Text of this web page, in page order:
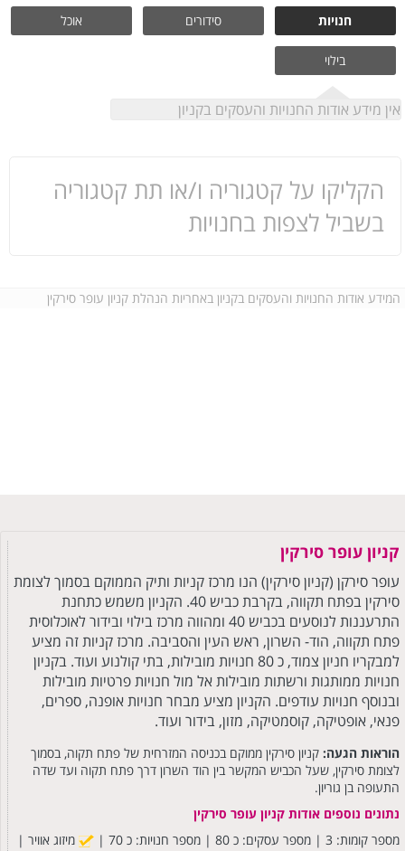
חנויות סידורים אוכל
בילוי
אין מידע אודות החנויות והעסקים בקניון
הקליקו על קטגוריה ו/או תת קטגוריה
בשביל לצפות בחנויות
המידע אודות החנויות והעסקים בקניון באחריות הנהלת קניון עופר סירקין
קניון עופר סירקין
עופר סירקן (קניון סירקין) הנו מרכז קניות ותיק הממוקם בסמוך לצומת
סירקין בפתח תקווה, בקרבת כביש 40. הקניון משמש כתחנת
התרעננות לנוסעים בכביש 40 ומהווה מרכז בילוי ובידור לאוכלוסית
פתח תקווה, הוד- השרון, ראש העין והסביבה. מרכז קניות זה מציע
למבקריו חניון צמוד, כ 80 חנויות מובילות, בתי קולנוע ועוד. בקניון
חנויות ממותגות ורשתות מובילות אל מול חנויות פרטיות מובילות
ובנוסף חנויות עודפים. הקניון מציע מבחר חנויות אופנה, ספרים,
פנאי, אופטיקה, קוסמטיקה, מזון, בידור ועוד.
הוראות הגעה: קניון סירקין ממוקם בכניסה המזרחית של פתח תקוה, בסמוך
לצומת סירקין, שעל הכביש המקשר בין הוד השרון דרך פתח תקוה ועד שדה
התעופה בן גוריון.
נתונים נוספים אודות קניון עופר סירקין
מספר קומות: 3 | מספר עסקים: כ 80 | מספר חנויות: כ 70 |
מיזוג אוויר |